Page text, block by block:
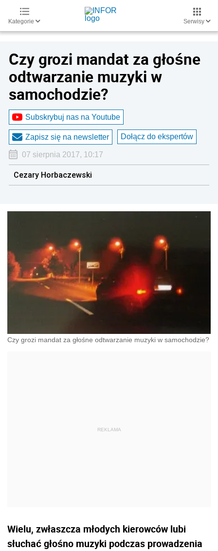
Kategorie Serwisy
Czy grozi mandat za głośne
odtwarzanie muzyki w
samochodzie?
Subskrybuj nas na Youtube
Zapisz się na newsletter Dołącz do ekspertów
07 sierpnia 2017, 10:17
Cezary Horbaczewski
Czy grozi mandat za głośne odtwarzanie muzyki w samochodzie?
Wielu, zwłaszcza młodych kierowców lubi
słuchać głośno muzyki podczas prowadzenia